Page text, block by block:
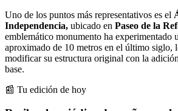
Uno de los puntos más representativos es el
Independencia, ubicado en Paseo de la
emblemático monumento ha experimentado
aproximado de 10 metros en el último siglo,
modificar su estructura original con la
base.
📰 Tu edición de hoy